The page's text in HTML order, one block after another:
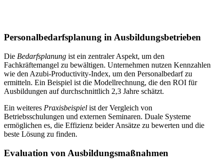
Personalbedarfsplanung in Ausbildungsbetrieben
Die Bedarfsplanung ist ein zentraler Aspekt, um den
Fachkräftemangel zu bewältigen. Unternehmen nutzen Kennzahlen
wie den Azubi-Productivity-Index, um den Personalbedarf zu
ermitteln. Ein Beispiel ist die Modellrechnung, die den ROI für
Ausbildungen auf durchschnittlich 2,3 Jahre schätzt.
Ein weiteres Praxisbeispiel ist der Vergleich von
Betriebsschulungen und externen Seminaren. Duale Systeme
ermöglichen es, die Effizienz beider Ansätze zu bewerten und die
beste Lösung zu finden.
Evaluation von Ausbildungsmaßnahmen